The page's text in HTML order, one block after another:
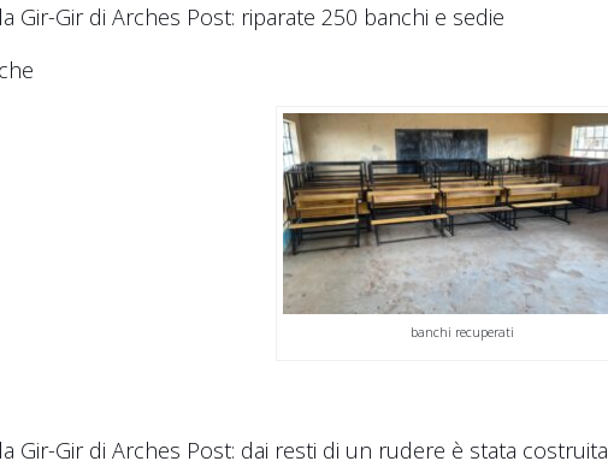
Gir-Gir di Arches Post: riparate 250 banchi e sedie
banchi recuperati
Gir-Gir di Arches Post: dai resti di un rudere è stata costruita